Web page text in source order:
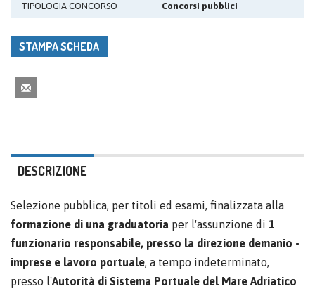
TIPOLOGIA CONCORSO Concorsi pubblici
STAMPA SCHEDA
DESCRIZIONE
Selezione pubblica, per titoli ed esami, finalizzata alla
formazione di una graduatoria per l'assunzione di 1
funzionario responsabile, presso la direzione demanio -
imprese e lavoro portuale, a tempo indeterminato,
presso l'Autorità di Sistema Portuale del Mare Adriatico